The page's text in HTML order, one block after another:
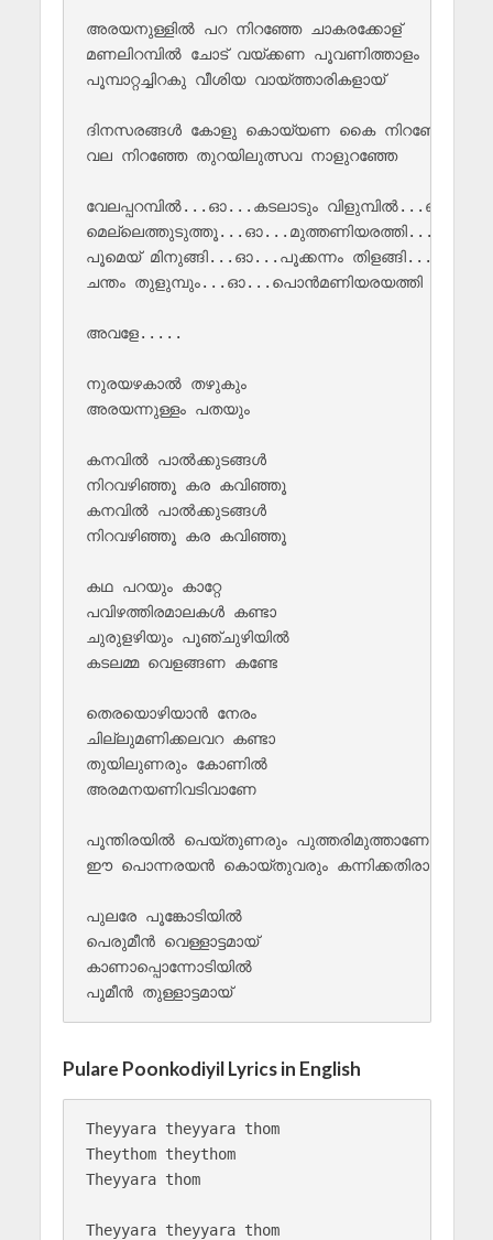
അരയനുള്ളില്‍ പറ നിറഞ്ഞേ ചാകരക്കോള്
മണലിറമ്പില്‍ ചോട് വയ്ക്കണ പൂവണിത്താളം
പൂമ്പാറ്റച്ചിറകു വീശിയ വായ്ത്താരികളായ്
ദിനസരങ്ങള്‍ കോളു കൊയ്യണ കൈ നിറഞ്ഞേരം
വല നിറഞ്ഞേ തുറയിലുത്സവ നാളുറഞ്ഞേ
വേലപ്പറമ്പില്‍...ഓ...കടലാടും വിളുമ്പില്‍...ഓ...
മെല്ലെത്തുടുത്തൂ...ഓ...മുത്തണിയരത്തി...ഓ...
പൂമെയ് മിനുങ്ങി...ഓ...പൂക്കന്നം തിളങ്ങി...ഓ...
ചന്തം തുളുമ്പും...ഓ...പൊന്‍‌മണിയരയത്തി
അവളേ.....
നുരയഴകാല്‍ തഴുകും
അരയന്നുള്ളം പതയും
കനവില്‍ പാല്‍ക്കുടങ്ങള്‍
നിറവഴിഞ്ഞൂ കര കവിഞ്ഞൂ
കനവില്‍ പാല്‍ക്കുടങ്ങള്‍
നിറവഴിഞ്ഞൂ കര കവിഞ്ഞൂ
കഥ പറയും കാറ്റേ
പവിഴത്തിരമാലകള്‍ കണ്ടാ
ചുരുളഴിയും പൂഞ്ചുഴിയില്‍
കടലമ്മ വെളങ്ങണ കണ്ടേ
തെരയൊഴിയാന്‍ നേരം
ചില്ലുമണിക്കലവറ കണ്ടാ
തുയിലുണരും കോണില്‍
അരമനയണിവടിവാണേ
പൂന്തിരയില്‍ പെയ്തുണരും പുത്തരിമുത്താണേ
ഈ പൊന്നരയന്‍ കൊയ്തുവരും കന്നിക്കതിരാണേ
പുലരേ പൂങ്കോടിയില്‍
പെരുമീന്‍‌ വെള്ളാ‍ട്ടമായ്
കാണാപ്പൊന്നോടിയില്‍
പൂമീന്‍ തുള്ളാട്ടമായ്
Pulare Poonkodiyil Lyrics in English
Theyyara theyyara thom
Theythom theythom
Theyyara thom
Theyyara theyyara thom